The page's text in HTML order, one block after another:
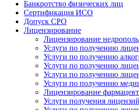
Банкротство физических лиц
Сертификация ИСО
Допуск СРО
Лицензирование
Лицензирование
Услуги по получению
Услуги по получению
Услуги по получению
Услуги по получению
Услуги по получению
Лицензирование
Услуги получения